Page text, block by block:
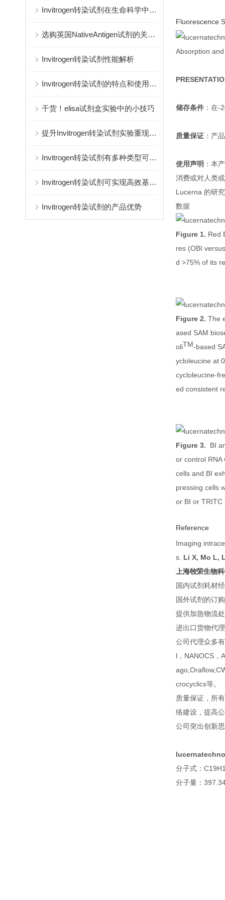
Invitrogen转染试剂在生命科学中的多重应用
选购英国NativeAntigen试剂的关键要点
Invitrogen转染试剂性能解析
Invitrogen转染试剂的特点和使用方法
干货！elisa试剂盒实验中的小技巧
提升Invitrogen转染试剂实验重现性，理清容易被忽略的实验变量
Invitrogen转染试剂有多种类型可供选择
Invitrogen转染试剂可实现高效基因转染
Invitrogen转染试剂的产品优势
Fluorescence
Absorption
储存条件 ：在-
质量保证 ：产
使用声明 ：本
消费或对人类
Lucerna 的研
数据
Figure 1. Red
res (OBI
d >75% of its
Figure 2. The
ased SAM
oliTM-based
ycloleucine at
cycloleucine-
ed consistent
Figure 3. BI
or control RNA
cells and BI
pressing cells
or BI or TRITC
Reference
Imaging
s. Li X, Mo L,
上海牧荣生物
国内试剂耗材
国外试剂的订
提供加急物流
进出口货物代
公司代理众多
l，NANOCS，
crocyclics等。
质量保证，所
络建设，提高
公司突出创新
分子式：
分子量：